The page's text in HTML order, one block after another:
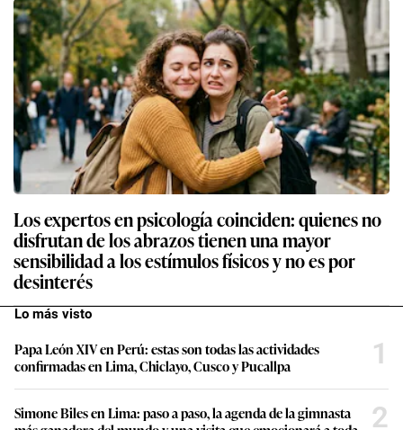
Los expertos en psicología coinciden: quienes no
disfrutan de los abrazos tienen una mayor
sensibilidad a los estímulos físicos y no es por
desinterés
Lo más visto
Papa León XIV en Perú: estas son todas las actividades
confirmadas en Lima, Chiclayo, Cusco y Pucallpa
1
Simone Biles en Lima: paso a paso, la agenda de la gimnasta
2